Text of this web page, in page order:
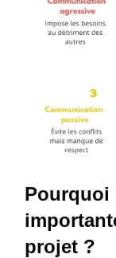
Pourquoi
projet ?